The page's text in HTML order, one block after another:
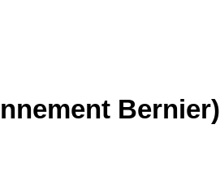
Bernier)